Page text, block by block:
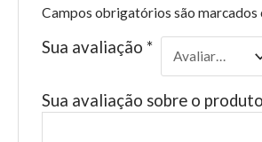
Campos obrigatórios são marcados
Sua avaliação *
Sua avaliação sobre o produto